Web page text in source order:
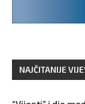
NAJČITANIJE